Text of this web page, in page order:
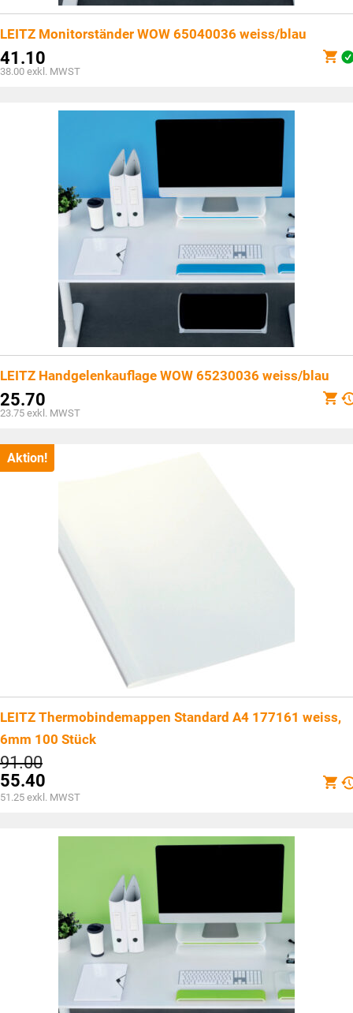
LEITZ Monitorständer WOW 65040036 weiss/blau
41.10
38.00 exkl. MWST
LEITZ Handgelenkauflage WOW 65230036 weiss/blau
25.70
23.75 exkl. MWST
Aktion!
LEITZ Thermobindemappen Standard A4 177161 weiss,
6mm 100 Stück
91.00Ursprünglicher
Preis
war:
CHF91.00
55.40
Aktueller
CHF55.40.
51.25 exkl. MWST